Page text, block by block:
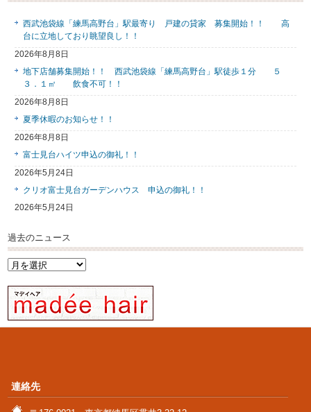
西武池袋線「練馬高野台」駅最寄り 戸建の貸家 募集開始！！ 高
台に立地しており眺望良し！！
2026年8月8日
地下店舗募集開始！！ 西武池袋線「練馬高野台」駅徒歩１分 ５
３．１㎡ 飲食不可！！
2026年8月8日
夏季休暇のお知らせ！！
2026年8月8日
富士見台ハイツ申込の御礼！！
2026年5月24日
クリオ富士見台ガーデンハウス 申込の御礼！！
2026年5月24日
過去のニュース
過
の
ニ
ュ
ー
連絡先